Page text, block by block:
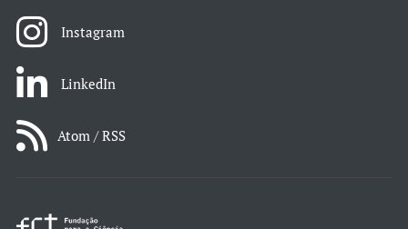
Instagram
LinkedIn
Atom / RSS